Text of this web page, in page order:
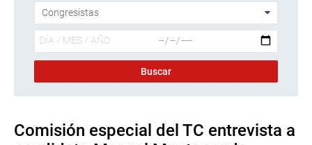
Comisión especial del TC entrevista a